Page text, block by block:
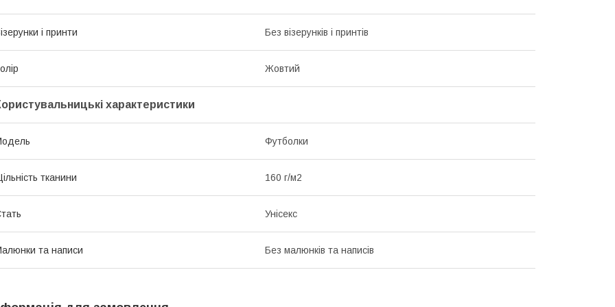
і принти Без візерунків і принтів
Жовтий
характеристики
Футболки
тканини 160 г/м2
Унісекс
та написи Без малюнків та написів